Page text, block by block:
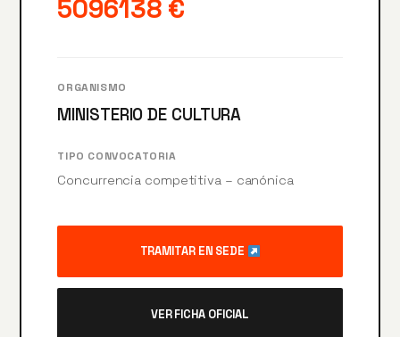
5096138 €
ORGANISMO
MINISTERIO DE CULTURA
TIPO CONVOCATORIA
Concurrencia competitiva – canónica
TRAMITAR EN SEDE
VER FICHA OFICIAL